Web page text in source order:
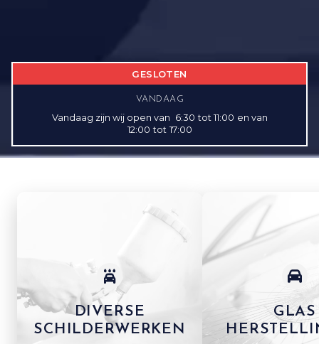
GESLOTEN
VANDAAG
Vandaag zijn wij open van 6:30 tot 11:00 envan
12:00 tot 17:00
DIVERSE
SCHILDERWERKEN
GLAS